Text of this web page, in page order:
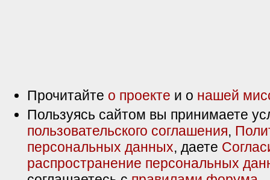
Прочитайте о проекте и о нашей
Пользуясь сайтом вы принимаете
пользовательского соглашения,
персональных данных, даете
распространение персональных